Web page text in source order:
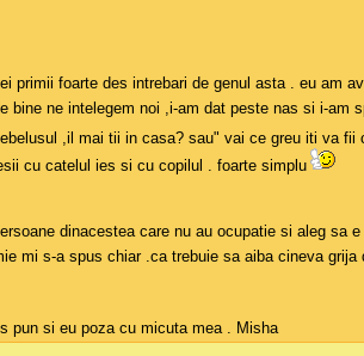
primii foarte des intrebari de genul asta . eu am
bine ne intelegem noi ,i-am dat peste nas si i-
,il mai tii in casa? sau" vai ce greu iti va fii
cu catelul ies si cu copilul . foarte simplu
dinacestea care nu au ocupatie si aleg sa
mi s-a spus chiar .ca trebuie sa aiba cineva
pun si eu poza cu micuta mea . Misha